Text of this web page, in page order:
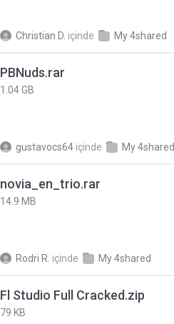
Christian D. içinde My 4shared
PBNuds.rar
1.04 GB
gustavocs64 içinde My 4shared
novia_en_trio.rar
14.9 MB
Rodri R. içinde My 4shared
Fl Studio Full Cracked.zip
79 KB